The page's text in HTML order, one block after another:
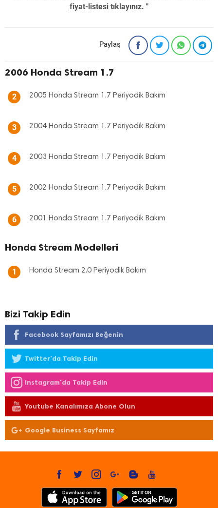
fiyat-listesi tıklayınız. "
Paylaş
2006 Honda Stream 1.7
2 2005 Honda Stream 1.7 Periyodik Bakım
3 2004 Honda Stream 1.7 Periyodik Bakım
4 2003 Honda Stream 1.7 Periyodik Bakım
5 2002 Honda Stream 1.7 Periyodik Bakım
6 2001 Honda Stream 1.7 Periyodik Bakım
Honda Stream Modelleri
1 Honda Stream 2.0 Periyodik Bakım
Bizi Takip Edin
Facebook Sayfamızı Beğenin
Twitter'da Takip Edin
Instagram'da Takip Edin
Youtube Kanalımıza Abone Olun
Google Business Sayfamız